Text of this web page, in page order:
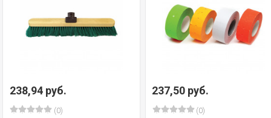
238,94 руб.
(0)
237,50 руб.
(0)